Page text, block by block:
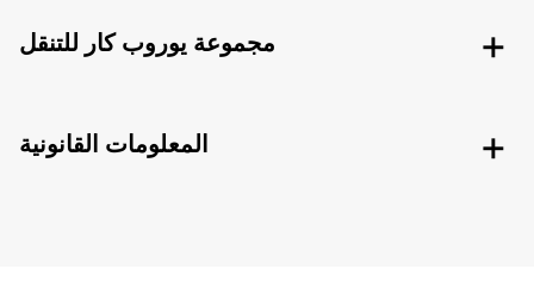
مجموعة يوروب كار للتنقل
المعلومات القانونية